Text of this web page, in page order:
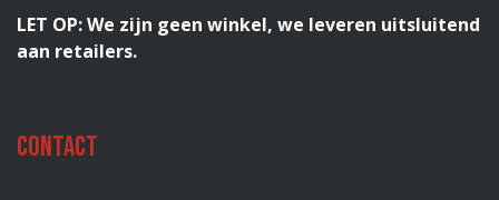
LET OP: We zijn geen winkel, we leveren uitsluitend
aan retailers.
Contact